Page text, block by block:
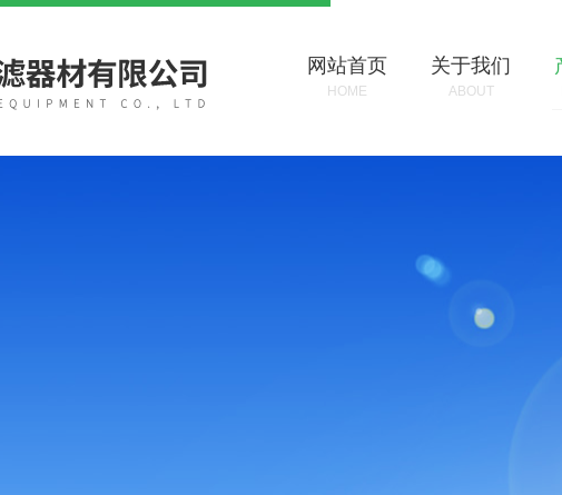
网站首页
HOME
关于我们
ABOUT